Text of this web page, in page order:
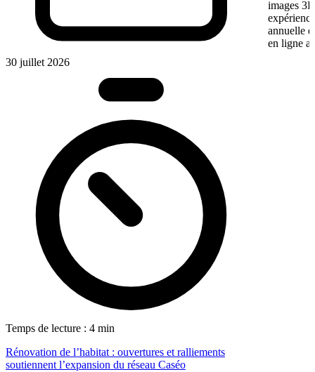
30 juillet 2026
Temps de lecture : 4 min
Rénovation de l’habitat : ouvertures et ralliements
soutiennent l’expansion du réseau Caséo
images
annuelle
en ligne